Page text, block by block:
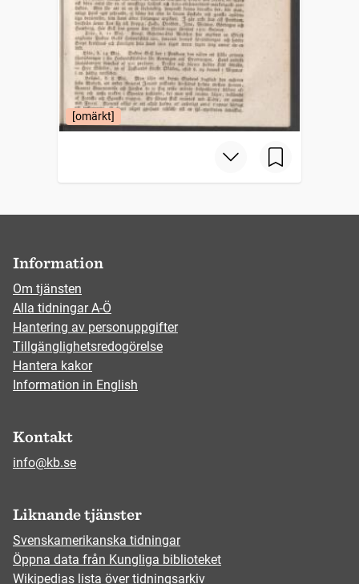
[omärkt]
Information
Om tjänsten
Alla tidningar A-Ö
Hantering av personuppgifter
Tillgänglighetsredogörelse
Hantera kakor
Information in English
Kontakt
info@kb.se
Liknande tjänster
Svenskamerikanska tidningar
Öppna data från Kungliga biblioteket
Wikipedias lista över tidningsarkiv